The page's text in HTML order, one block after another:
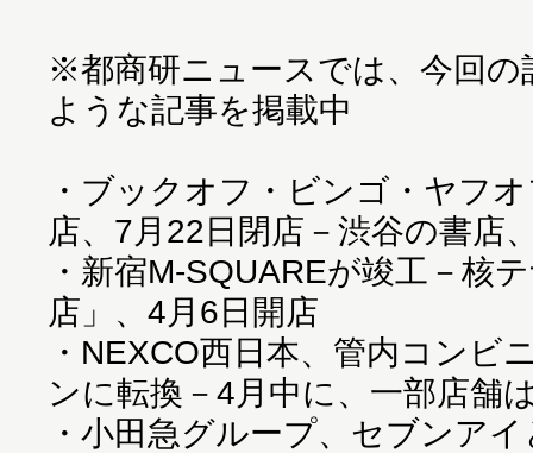
※都商研ニュースでは、今回の
ような記事を掲載中
・ ブックオフ・ビンゴ・ヤフ
店、7月22日閉店－渋谷の書店
・ 新宿M-SQUAREが竣工－核
店」、4月6日開店
・ NEXCO西日本、管内コンビ
ンに転換－4月中に、一部店舗
・ 小田急グループ、セブンア